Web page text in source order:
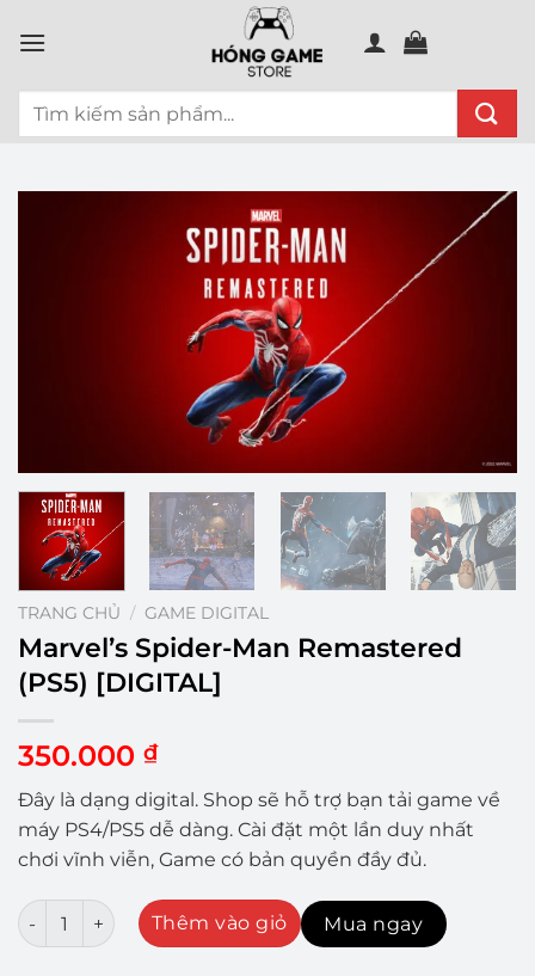
đến
dung
Tìm
TRANG CHỦ / GAME DIGITAL
Marvel’s Spider-Man Remastered
(PS5) [DIGITAL]
350.000 ₫
Đây là dạng digital. Shop sẽ hỗ trợ bạn tải game về
máy PS4/PS5 dễ dàng. Cài đặt một lần duy nhất
chơi vĩnh viễn, Game có bản quyền đầy đủ.
Marvel's Spider-Man Remastered (PS5) [DIGITAL] số
Thêm vào giỏ Mua ngay